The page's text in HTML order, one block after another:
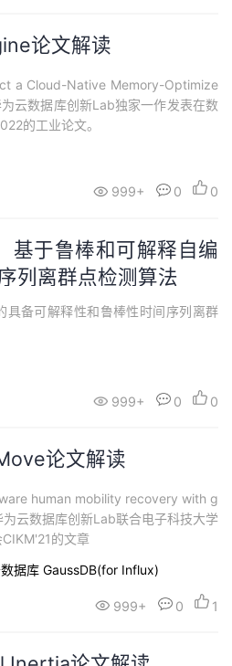
论文解读
a Cloud-Native Memory-Optimize
云数据库创新Lab独家一作发表在数
的工业论文。
999+ 0 0
基于鲁棒和可解释自编
列离群点检测算法
具备可解释性和鲁棒性时间序列离群
999+ 0 0
论文解读
human mobility recovery with g
云数据库创新Lab联合电子科技大学
的文章
据库 GaussDB(for Influx)
999+ 0 1